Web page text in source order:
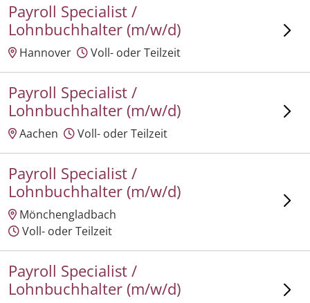
Payroll Specialist /
Lohnbuchhalter (m/w/d)
Hannover Voll- oder Teilzeit
Payroll Specialist /
Lohnbuchhalter (m/w/d)
Aachen Voll- oder Teilzeit
Payroll Specialist /
Lohnbuchhalter (m/w/d)
Mönchengladbach
Voll- oder Teilzeit
Payroll Specialist /
Lohnbuchhalter (m/w/d)